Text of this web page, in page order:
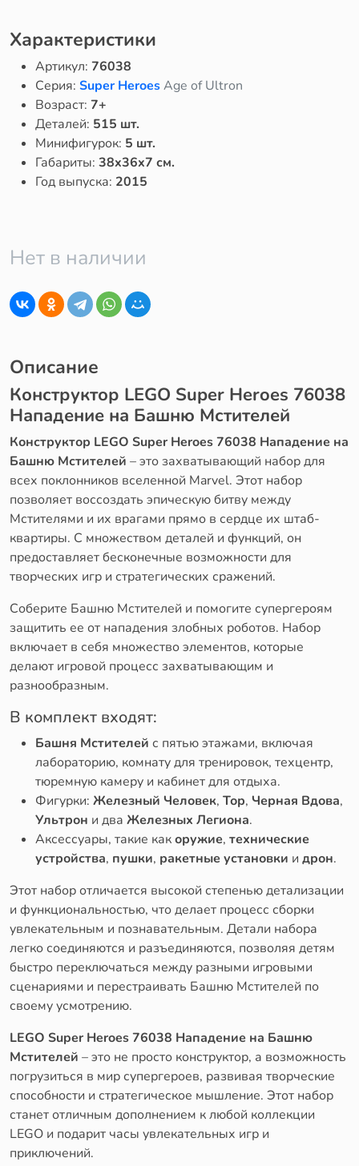
Характеристики
Артикул: 76038
Серия: Super HeroesAge of Ultron
Возраст: 7+
Деталей: 515 шт.
Минифигурок: 5 шт.
Габариты: 38x36x7 см.
Год выпуска: 2015
Нет в наличии
Описание
Конструктор LEGO Super Heroes 76038
Нападение на Башню Мстителей
Конструктор LEGO Super Heroes 76038 Нападение на
Башню Мстителей – это захватывающий набор для
всех поклонников вселенной Marvel. Этот набор
позволяет воссоздать эпическую битву между
Мстителями и их врагами прямо в сердце их штаб-
квартиры. С множеством деталей и функций, он
предоставляет бесконечные возможности для
творческих игр и стратегических сражений.
Соберите Башню Мстителей и помогите супергероям
защитить ее от нападения злобных роботов. Набор
включает в себя множество элементов, которые
делают игровой процесс захватывающим и
разнообразным.
В комплект входят:
Башня Мстителей с пятью этажами, включая
лабораторию, комнату для тренировок, техцентр,
тюремную камеру и кабинет для отдыха.
Фигурки: Железный Человек, Тор, Черная Вдова,
Ультрон и два Железных Легиона.
Аксессуары, такие какоружие, технические
устройства, пушки, ракетные установки и дрон.
Этот набор отличается высокой степенью детализации
и функциональностью, что делает процесс сборки
увлекательным и познавательным. Детали набора
легко соединяются и разъединяются, позволяя детям
быстро переключаться между разными игровыми
сценариями и перестраивать Башню Мстителей по
своему усмотрению.
LEGO Super Heroes 76038 Нападение на Башню
Мстителей – это не просто конструктор, а возможность
погрузиться в мир супергероев, развивая творческие
способности и стратегическое мышление. Этот набор
станет отличным дополнением к любой коллекции
LEGO и подарит часы увлекательных игр и
приключений.